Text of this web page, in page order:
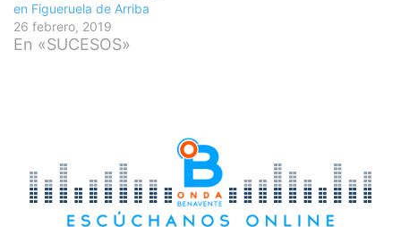
en Figueruela de Arriba
26 febrero, 2019
En «SUCESOS»